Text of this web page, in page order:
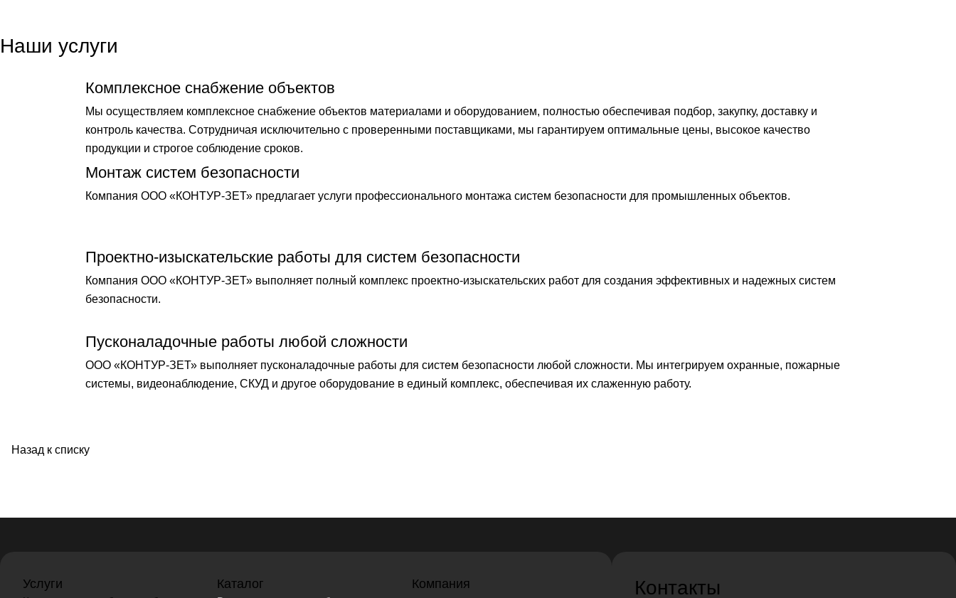
Наши услуги
Комплексное снабжение объектов
Мы осуществляем комплексное снабжение объектов материалами и оборудованием, полностью обеспечивая подбор, закупку, доставку и
контроль качества. Сотрудничая исключительно с проверенными поставщиками, мы гарантируем оптимальные цены, высокое качество
продукции и строгое соблюдение сроков.
Монтаж систем безопасности
Компания ООО «КОНТУР-ЗЕТ» предлагает услуги профессионального монтажа систем безопасности для промышленных объектов.
Проектно-изыскательские работы для систем безопасности
Компания ООО «КОНТУР-ЗЕТ» выполняет полный комплекс проектно-изыскательских работ для создания эффективных и надежных систем
безопасности.
Пусконаладочные работы любой сложности
ООО «КОНТУР-ЗЕТ» выполняет пусконаладочные работы для систем безопасности любой сложности. Мы интегрируем охранные, пожарные
системы, видеонаблюдение, СКУД и другое оборудование в единый комплекс, обеспечивая их слаженную работу.
Назад к списку
Услуги Каталог
Компания
Контакты